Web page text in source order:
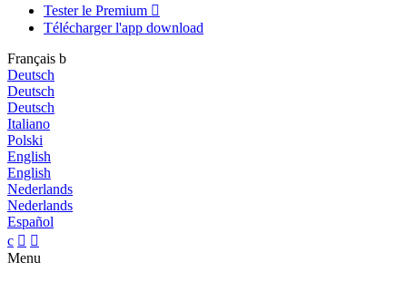
Tester le Premium 
Télécharger l'app download
Français b
Deutsch
Deutsch
Deutsch
Italiano
Polski
English
English
Nederlands
Nederlands
Español
c  
Menu